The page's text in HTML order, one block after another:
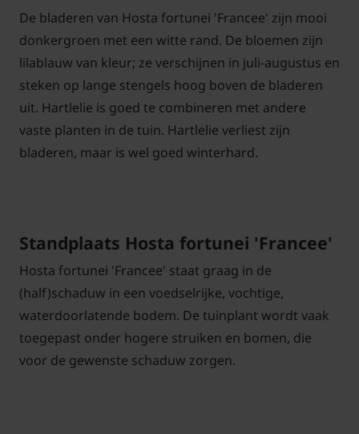
De bladeren van Hosta fortunei 'Francee' zijn mooi
donkergroen met een witte rand. De bloemen zijn
lilablauw van kleur; ze verschijnen in juli-augustus en
steken op lange stengels hoog boven de bladeren
uit. Hartlelie is goed te combineren met andere
vaste planten in de tuin. Hartlelie verliest zijn
bladeren, maar is wel goed winterhard.
Standplaats Hosta fortunei 'Francee'
Hosta fortunei 'Francee' staat graag in de
(half)schaduw in een voedselrijke, vochtige,
waterdoorlatende bodem. De tuinplant wordt vaak
toegepast onder hogere struiken en bomen, die
voor de gewenste schaduw zorgen.